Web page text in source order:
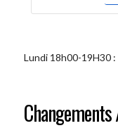
Lundi 18h00-19H30 :